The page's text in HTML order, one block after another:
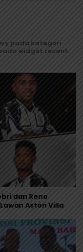
pada kategori
widget recent
dan Reno
Aston Villa